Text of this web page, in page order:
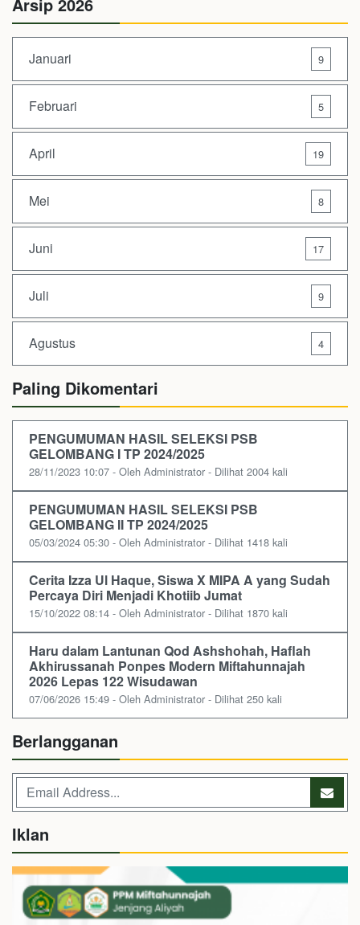
Januari 9
Februari 5
April 19
Mei 8
Juni 17
Juli 9
Agustus 4
Paling Dikomentari
PENGUMUMAN HASIL SELEKSI PSB
GELOMBANG I TP 2024/2025
28/11/2023 10:07 - Oleh Administrator - Dilihat 2004 kali
PENGUMUMAN HASIL SELEKSI PSB
GELOMBANG II TP 2024/2025
05/03/2024 05:30 - Oleh Administrator - Dilihat 1418 kali
Cerita Izza Ul Haque, Siswa X MIPA A yang Sudah
Percaya Diri Menjadi Khotiib Jumat
15/10/2022 08:14 - Oleh Administrator - Dilihat 1870 kali
Haru dalam Lantunan Qod Ashshohah, Haflah
Akhirussanah Ponpes Modern Miftahunnajah
2026 Lepas 122 Wisudawan
07/06/2026 15:49 - Oleh Administrator - Dilihat 250 kali
Berlangganan
Iklan